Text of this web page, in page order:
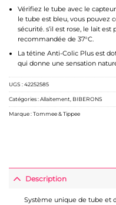
Vérifiez le tube avec le
le tube est bleu, vous pouvez
sécurité. s’il est rose, le lait
recommandée de 37°C.
La tétine Anti-Colic Plus est
qui donne une sensation
UGS :42252585
Catégories :Allaitement, BIBERONS
Marque :Tommee & Tippee
Description
Système unique de tube et